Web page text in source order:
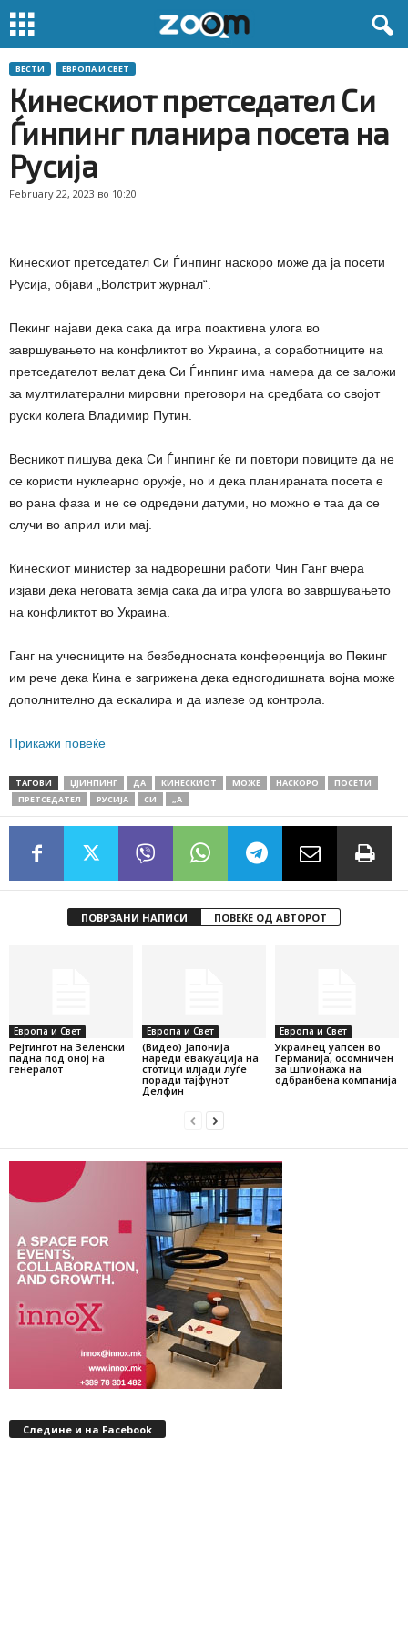
ВЕСТИ ЕВРОПА И СВЕТ
Кинескиот претседател Си
Ѓинпинг планира посета на
Русија
February 22, 2023 во 10:20
Кинескиот претседател Си Ѓинпинг наскоро може да ја посети
Русија, објави „Волстрит журнал“.
Пекинг најави дека сака да игра поактивна улога во
завршувањето на конфликтот во Украина, а соработниците на
претседателот велат дека Си Ѓинпинг има намера да се заложи
за мултилатерални мировни преговори на средбата со својот
руски колега Владимир Путин.
Весникот пишува дека Си Ѓинпинг ќе ги повтори повиците да не
се користи нуклеарно оружје, но и дека планираната посета е
во рана фаза и не се одредени датуми, но можно е таа да се
случи во април или мај.
Кинескиот министер за надворешни работи Чин Ганг вчера
изјави дека неговата земја сака да игра улога во завршувањето
на конфликтот во Украина.
Ганг на учесниците на безбедносната конференција во Пекинг
им рече дека Кина е загрижена дека едногодишната војна може
дополнително да ескалира и да излезе од контрола.
Прикажи повеќе
ТАГОВИ ЏЈИНПИНГ ДА КИНЕСКИОТ МОЖЕ НАСКОРО
ПОСЕТИ
ПРЕТСЕДАТЕЛ
РУСИЈА СИ „A
ПОВРЗАНИ НАПИСИ ПОВЕЌЕ ОД АВТОРОТ
Европа и Свет
Рејтингот на Зеленски
падна под оној на
генералот
Европа и Свет
(Видео) Јапонија
нареди евакуација на
стотици илјади луѓе
поради тајфунот
Делфин
Европа и Свет
Украинец уапсен во
Германија, осомничен
за шпионажа на
одбранбена компанија
Следине и на Facebook